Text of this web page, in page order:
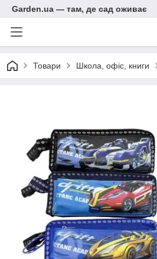
Garden.ua — там, де сад оживає
Товари Школа, офіс, книги